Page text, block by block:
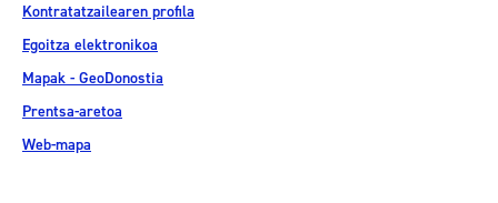
Kontratatzailearen profila
Egoitza elektronikoa
Mapak - GeoDonostia
Prentsa-aretoa
Web-mapa